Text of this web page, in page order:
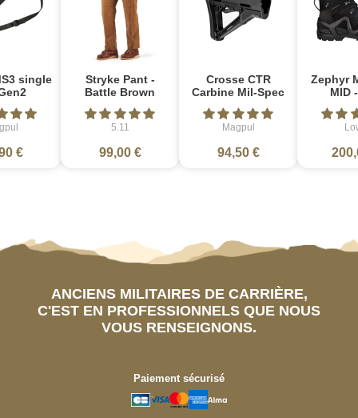
single
€
Stryke Pant -
Battle Brown
5.11
99,00 €
Crosse CTR
Carbine Mil-Spec
Magpul
94,50 €
Zephyr
MID
ANCIENS MILITAIRES DE CARRIÈRE,
C'EST EN PROFESSIONNELS QUE NOUS
VOUS RENSEIGNONS.
Paiement sécurisé